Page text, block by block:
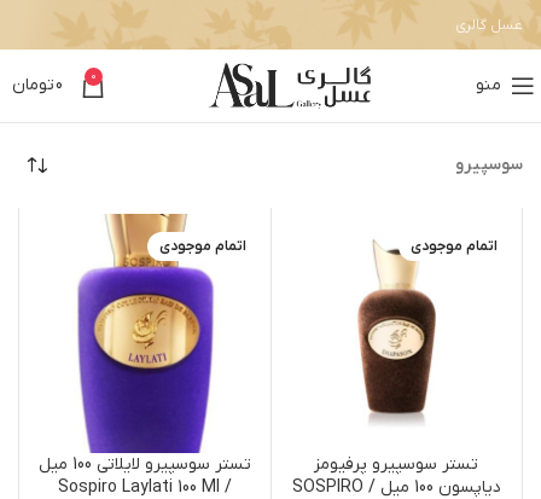
عسل گالری
منو 0
0تومان
سوسپیرو
اتمام موجودی
تستر سوسپیرو پرفیومز
دیاپسون 100 میل / SOSPIRO
اتمام موجودی
تستر سوسپیرو لایلاتی 100 میل
/ Sospiro Laylati 100 Ml